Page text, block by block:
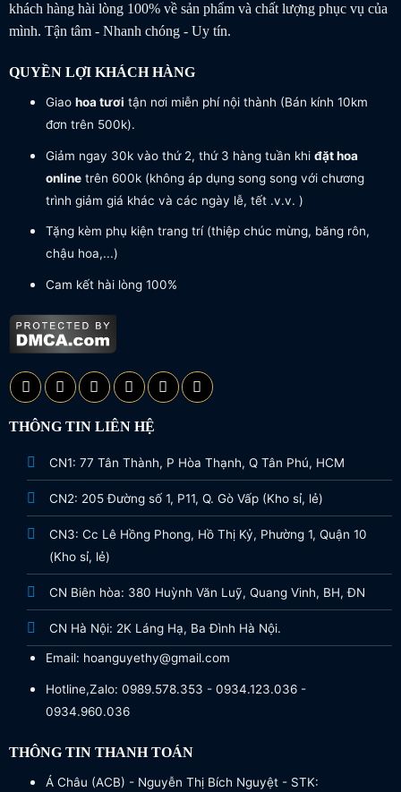
khách hàng hài lòng 100% về sản phẩm và chất lượng phục vụ của
mình. Tận tâm - Nhanh chóng - Uy tín.
QUYỀN LỢI KHÁCH HÀNG
Giao hoa tươi tận nơi miễn phí nội thành (Bán kính 10km
đơn trên 500k).
Giảm ngay 30k vào thứ 2, thứ 3 hàng tuần khi đặt hoa
onlinetrên 600k (không áp dụng song song với chương
trình giảm giá khác và các ngày lễ, tết .v.v. )
Tặng kèm phụ kiện trang trí (thiệp chúc mừng, băng rôn,
chậu hoa,...)
Cam kết hài lòng 100%
THÔNG TIN LIÊN HỆ
CN1: 77 Tân Thành, P Hòa Thạnh, Q Tân Phú, HCM
CN2: 205 Đường số 1, P11, Q. Gò Vấp (Kho sỉ, lẻ)
CN3: Cc Lê Hồng Phong, Hồ Thị Kỷ, Phường 1, Quận 10
(Kho sỉ, lẻ)
CN Biên hòa: 380 Huỳnh Văn Luỹ, Quang Vinh, BH, ĐN
CN Hà Nội: 2K Láng Hạ, Ba Đình Hà Nội.
Email: hoanguyethy@gmail.com
Hotline,Zalo: 0989.578.353 - 0934.123.036 -
0934.960.036
THÔNG TIN THANH TOÁN
Á Châu (ACB) - Nguyễn Thị Bích Nguyệt - STK: